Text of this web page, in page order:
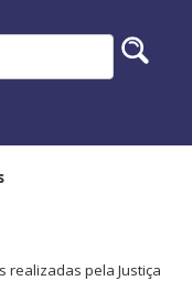
realizadas pela Justiça